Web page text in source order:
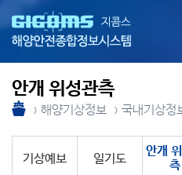
안개 위성관측
해양기상정보 국내기상정
기상예보 일기도
안개
측